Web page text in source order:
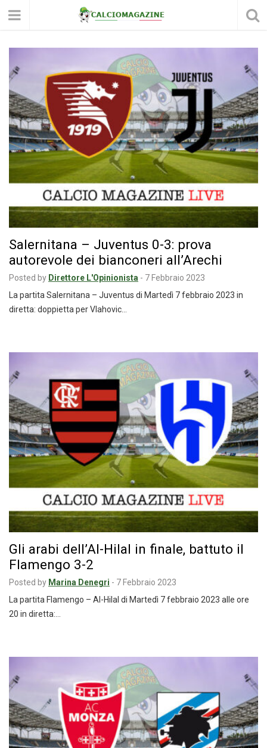
Salernitana – Juventus 0-3: prova
autorevole dei bianconeri all’Arechi
Posted by Direttore L'Opinionista - 7 Febbraio 2023
La partita Salernitana – Juventus di Martedì 7 febbraio 2023 in
diretta: doppietta per Vlahovic…
Gli arabi dell’Al-Hilal in finale, battuto il
Flamengo 3-2
Posted by Marina Denegri - 7 Febbraio 2023
La partita Flamengo – Al-Hilal di Martedì 7 febbraio 2023 alle ore
20 in diretta:…